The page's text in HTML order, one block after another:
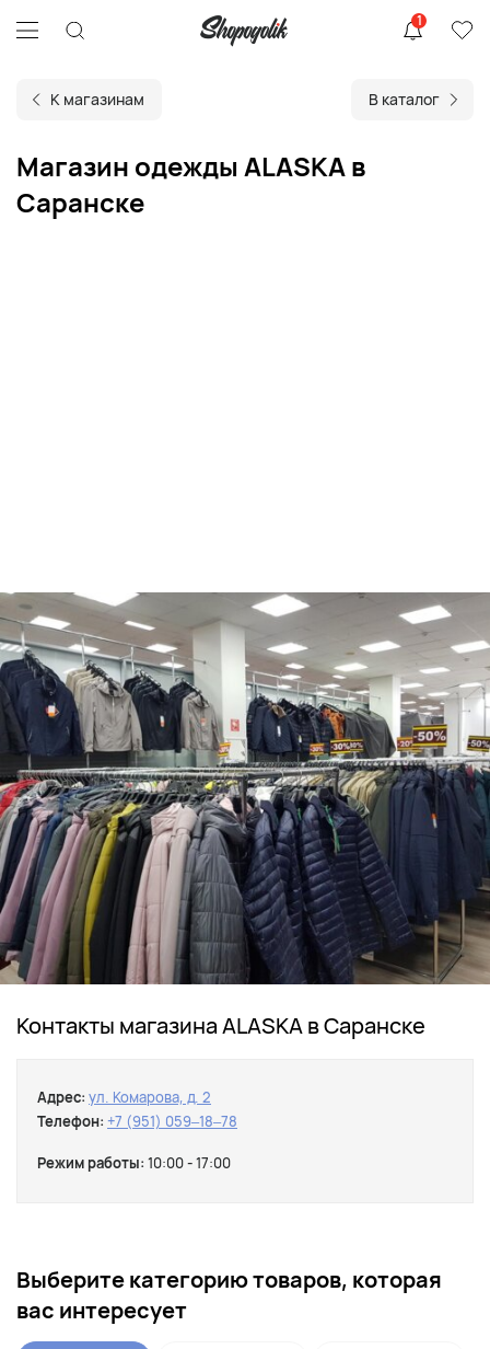
1
К магазинам В каталог
Магазин одежды ALASKA в
Саранске
Контакты магазина ALASKA в Саранске
Адрес: ул. Комарова, д. 2
Телефон: +7 (951) 059‒18‒78
Режим работы: 10:00 - 17:00
Выберите категорию товаров, которая
вас интересует